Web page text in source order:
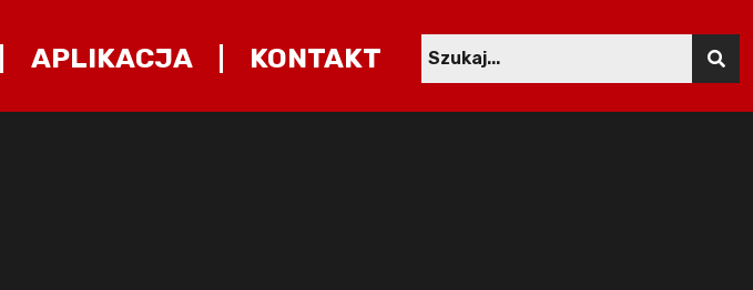
APLIKACJA KONTAKT